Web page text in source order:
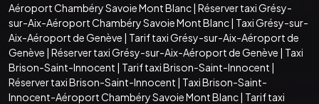
Aéroport Chambéry Savoie Mont Blanc| Réserver taxi Grésy-
sur-Aix-Aéroport Chambéry Savoie Mont Blanc| Taxi Grésy-sur-
Aix-Aéroport de Genève | Tarif taxi Grésy-sur-Aix-Aéroport de
Genève | Réserver taxi Grésy-sur-Aix-Aéroport de Genève | Taxi
Brison-Saint-Innocent | Tarif taxi Brison-Saint-Innocent |
Réserver taxi Brison-Saint-Innocent | Taxi Brison-Saint-
Innocent-Aéroport Chambéry Savoie Mont Blanc| Tarif taxi